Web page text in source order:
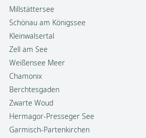
Millstättersee
Schönau am Königssee
Kleinwalsertal
Zell am See
Weißensee Meer
Chamonix
Berchtesgaden
Zwarte Woud
Hermagor-Presseger See
Garmisch-Partenkirchen